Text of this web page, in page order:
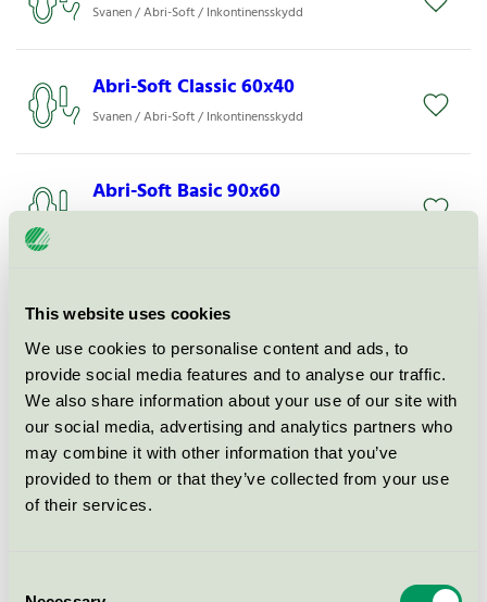
This website uses cookies
We use cookies to personalise content and ads, to
provide social media features and to analyse our traffic.
We also share information about your use of our site with
our social media, advertising and analytics partners who
may combine it with other information that you’ve
provided to them or that they’ve collected from your use
of their services.
Svanen / Abri-Soft / Inkontinensskydd
Abri-Soft Classic 60x40
Svanen / Abri-Soft / Inkontinensskydd
Abri-Soft Basic 90x60
Svanen / Abri-Soft / Inkontinensskydd
Abri-Soft Basic 60x60
Svanen / Abri-Soft / Inkontinensskydd
ABENA Abri-Soft Classic 75x60